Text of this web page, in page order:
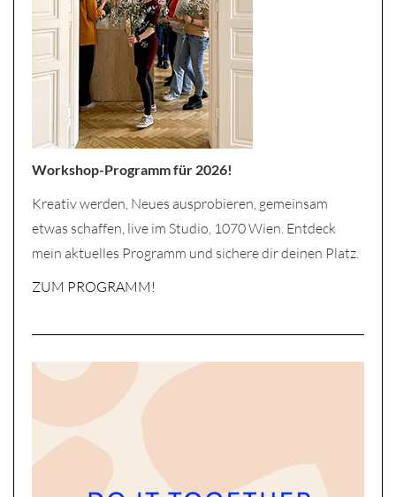
Workshop-Programm für 2026!
Kreativ werden, Neues ausprobieren, gemeinsam
etwas schaffen, live im Studio, 1070 Wien. Entdeck
mein aktuelles Programm und sichere dir deinen Platz.
ZUM PROGRAMM!